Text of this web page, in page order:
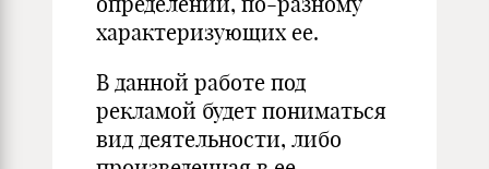
характеризующих ее.
В данной работе под
рекламой будет пониматься
вид деятельности, либо